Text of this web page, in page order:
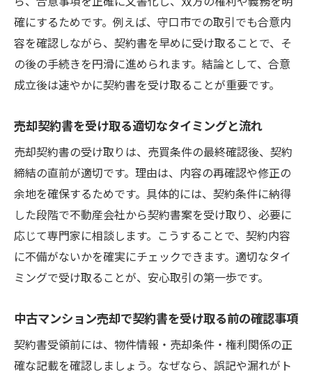
中古マンション売却時の代替書類利用時の
注意点
契約書が用意できない場合の中古マンショ
ン売却対策
書類の種類
中古マンション売却契約書の代用時に注意
したい点
トラブル防止に役立つ中古マンション売却
の書類選び
売却時に絶対避けたい落とし穴とは
中古マンション売却で避けたい典型的な落
とし穴
ない行動
契約書関連で中古マンション売却時の失敗
例を解説
確にするためです。例えば、守口市での取引でも合意内
容を確認しながら、契約書を早めに受け取ることで、そ
の後の手続きを円滑に進められます。結論として、合意
成立後は速やかに契約書を受け取ることが重要です。
売却契約書を受け取る適切なタイミングと流れ
売却契約書の受け取りは、売買条件の最終確認後、契約
締結の直前が適切です。理由は、内容の再確認や修正の
余地を確保するためです。具体的には、契約条件に納得
した段階で不動産会社から契約書案を受け取り、必要に
応じて専門家に相談します。こうすることで、契約内容
に不備がないかを確実にチェックできます。適切なタイ
ミングで受け取ることが、安心取引の第一歩です。
中古マンション売却で契約書を受け取る前の確認事項
契約書受領前には、物件情報・売却条件・権利関係の正
確な記載を確認しましょう。なぜなら、誤記や漏れがト